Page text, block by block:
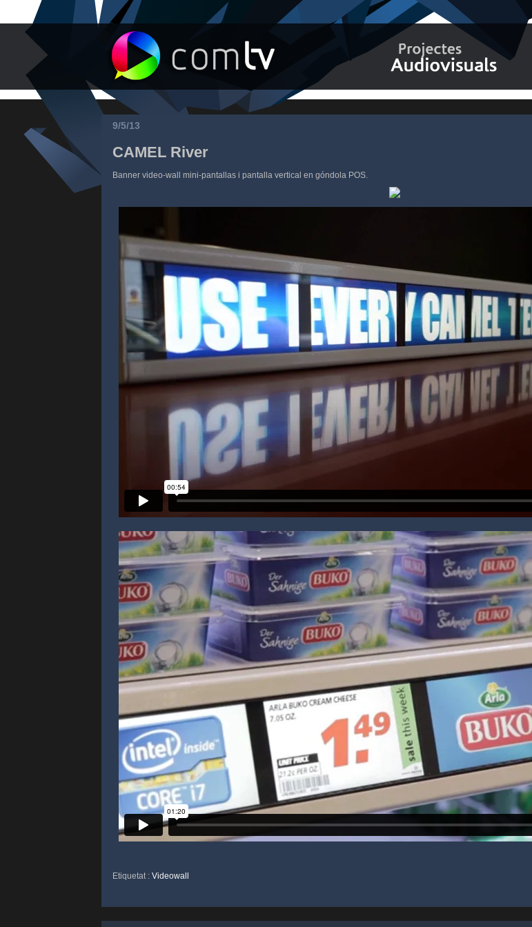
9/5/13
CAMEL River
Banner video-wall mini-pantallas i pantalla vertical en góndola POS.
Etiquetat : Videowall